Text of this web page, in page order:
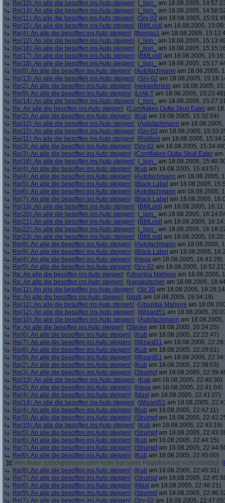
Re(10): An alle die besoffen ins Auto steigen! ( _lion_
am 18.08.2005,
Re(14): An alle die besoffen ins Auto steigen! ( _lion_
am 18.08.2005,
Re(11): An alle die besoffen ins Auto steigen! (Srv-02 am 18.08.2005,
Re(15): An alle die besoffen ins Auto steigen! (BMLoidl am 18.08.2005,
Re(4): An alle die besoffen ins Auto steigen! (thomas1 am 18.08.2005,
Re(12): An alle die besoffen ins Auto steigen! ( _lion_
am 18.08.2005,
Re(16): An alle die besoffen ins Auto steigen! ( _lion_
am 18.08.2005,
Re(17): An alle die besoffen ins Auto steigen! (BMLoidl am 18.08.2005,
Re(18): An alle die besoffen ins Auto steigen! ( _lion_
am 18.08.2005,
Re(8): An alle die besoffen ins Auto steigen! (Autofachmann am 18.08.2005,
Re(13): An alle die besoffen ins Auto steigen! (Srv-02 am 18.08.2005,
Re(2): An alle die besoffen ins Auto steigen! (vwkaeferlein am 18.08.2005,
Re(9): An alle die besoffen ins Auto steigen! (LrAk.T am 18.08.2005, 15:23:48)
Re(14): An alle die besoffen ins Auto steigen! ( _lion_
am 18.08.2005,
Re: An alle die besoffen ins Auto steigen! (Cornflakes Outta Skull Eater am
Re(2): An alle die besoffen ins Auto steigen! (Kub am 18.08.2005, 15:32:04)
Re(10): An alle die besoffen ins Auto steigen! (Autofachmann am
Re(15): An alle die besoffen ins Auto steigen! (Srv-02 am 18.08.2005,
Re(11): An alle die besoffen ins Auto steigen! (Roliboli am 18.08.2005,
Re(3): An alle die besoffen ins Auto steigen! (Srv-02 am 18.08.2005,
Re(3): An alle die besoffen ins Auto steigen! (Cornflakes Outta Skull Eater am
Re(16): An alle die besoffen ins Auto steigen! ( _lion_
am 18.08.2005,
Re(4): An alle die besoffen ins Auto steigen! (Kub am 18.08.2005, 15:43:57)
Re(4): An alle die besoffen ins Auto steigen! (Autofachmann am 18.08.2005,
Re(5): An alle die besoffen ins Auto steigen! (Black Label am 18.08.2005,
Re(6): An alle die besoffen ins Auto steigen! (Autofachmann am 18.08.2005,
Re(7): An alle die besoffen ins Auto steigen! (Black Label am 18.08.2005,
Re(19): An alle die besoffen ins Auto steigen! (BMLoidl am 18.08.2005,
Re(20): An alle die besoffen ins Auto steigen! ( _lion_
am 18.08.2005,
Re(21): An alle die besoffen ins Auto steigen! (BMLoidl am 18.08.2005,
Re(22): An alle die besoffen ins Auto steigen! ( _lion_
am 18.08.2005,
Re(23): An alle die besoffen ins Auto steigen! (BMLoidl am 18.08.2005,
Re(8): An alle die besoffen ins Auto steigen! (Autofachmann am 18.08.2005,
Re(9): An alle die besoffen ins Auto steigen! (Black Label am 18.08.2005,
Re(4): An alle die besoffen ins Auto steigen! (Hexa am 18.08.2005, 16:43:29)
Re(5): An alle die besoffen ins Auto steigen! (Srv-02 am 18.08.2005,
Re: An alle die besoffen ins Auto steigen! (Ubumba Mahjore am 18.08.2005,
Re: An alle die besoffen ins Auto steigen! (kapskutscher am 18.08.2005,
Re(11): An alle die besoffen ins Auto steigen! (Sir 30 am 18.08.2005,
Re: An alle die besoffen ins Auto steigen! (plotti am 18.08.2005, 19:34:19)
Re(11): An alle die besoffen ins Auto steigen! (Ubumba Mahjore am
Re(12): An alle die besoffen ins Auto steigen! (Wizard51 am 18.08.2005,
Re(10): An alle die besoffen ins Auto steigen! (Autofachmann am
Re: An alle die besoffen ins Auto steigen! (Stevke am 18.08.2005, 20:24:25)
Re(6): An alle die besoffen ins Auto steigen! (Kub am 18.08.2005, 22:22:47)
Re(7): An alle die besoffen ins Auto steigen! (Wizard51 am 18.08.2005,
Re(8): An alle die besoffen ins Auto steigen! (Kub am 18.08.2005, 22:29:01)
Re(9): An alle die besoffen ins Auto steigen! (Wizard51 am 18.08.2005,
Re(2): An alle die besoffen ins Auto steigen! (Kub am 18.08.2005, 22:39:03)
Re(3): An alle die besoffen ins Auto steigen! (Strumpfam 18.08.2005,
Re(13): An alle die besoffen ins Auto steigen! (Kub am 18.08.2005, 22:40:30)
Re(2): An alle die besoffen ins Auto steigen! (Hexa am 18.08.2005, 22:41:04)
Re(4): An alle die besoffen ins Auto steigen! (Maxl am 18.08.2005, 22:41:07)
Re(14): An alle die besoffen ins Auto steigen! (Wizard51 am 18.08.2005,
Re(4): An alle die besoffen ins Auto steigen! (Kub am 18.08.2005, 22:42:11)
Re(5): An alle die besoffen ins Auto steigen! (Strumpfam 18.08.2005,
Re(15): An alle die besoffen ins Auto steigen! (Kub am 18.08.2005, 22:43:19)
Re(5): An alle die besoffen ins Auto steigen! (Strumpfam 18.08.2005,
Re(6): An alle die besoffen ins Auto steigen! (Kub am 18.08.2005, 22:44:15)
Re(7): An alle die besoffen ins Auto steigen! (Strumpfam 18.08.2005,
Re(6): An alle die besoffen ins Auto steigen! (Kub am 18.08.2005, 22:45:00)
Vom Autor zurückgezogen oder Autor hat seine Registrierung nicht bestätigt (
Re(8): An alle die besoffen ins Auto steigen! (Kub am 18.08.2005, 22:45:31)
Re(7): An alle die besoffen ins Auto steigen! (Strumpfam 18.08.2005,
Re(6): An alle die besoffen ins Auto steigen! (Maxl am 18.08.2005, 22:46:21)
Re(9): An alle die besoffen ins Auto steigen! (Strumpfam 18.08.2005,
Re(7): An alle die besoffen ins Auto steigen! (Srv-02 am 18.08.2005,